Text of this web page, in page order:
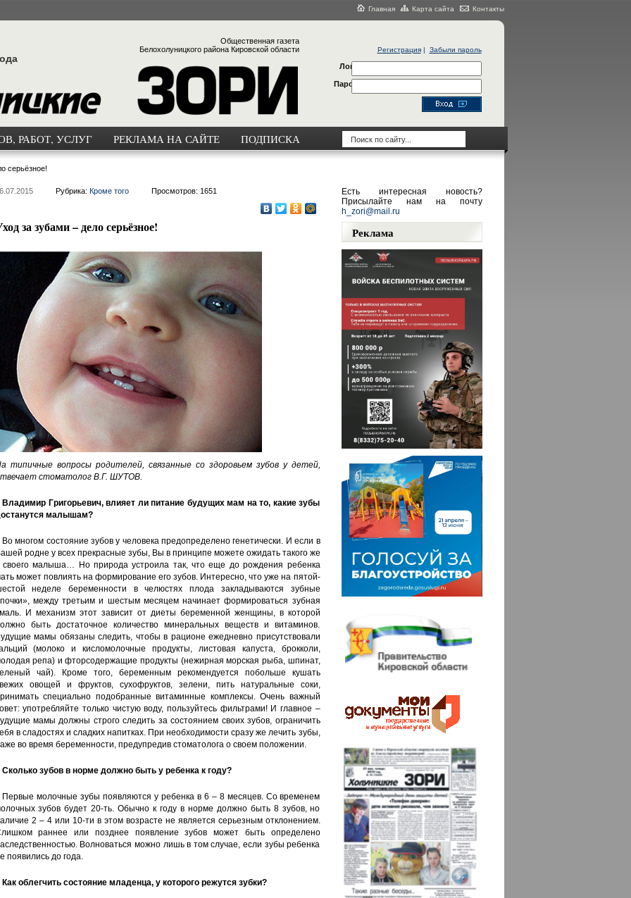
Главная Карта сайта Контакты
Общественная газета
Белохолуницкого района Кировской области
Регистрация| Забыли пароль
Логин
Пароль
РАБОТ, УСЛУГ РЕКЛАМА НА САЙТЕ ПОДПИСКА
серьёзное!
Рубрика: Кроме того Просмотров: 1651
за зубами – дело серьёзное!
типичные вопросы родителей, связанные со здоровьем зубов у детей,
стоматолог В.Г. ШУТОВ.
Владимир Григорьевич, влияет ли питание будущих мам на то, какие зубы
малышам?
Во многом состояние зубов у человека предопределено генетически. И если в
родне у всех прекрасные зубы, Вы в принципе можете ожидать такого же
своего малыша… Но природа устроила так, что еще до рождения ребенка
может повлиять на формирование его зубов. Интересно, что уже на пятой-
неделе беременности в челюстях плода закладываются зубные
между третьим и шестым месяцем начинает формироваться зубная
И механизм этот зависит от диеты беременной женщины, в которой
быть достаточное количество минеральных веществ и витаминов.
мамы обязаны следить, чтобы в рационе ежедневно присутствовали
(молоко и кисломолочные продукты, листовая капуста, брокколи,
репа) и фторсодержащие продукты (нежирная морская рыба, шпинат,
чай). Кроме того, беременным рекомендуется побольше кушать
овощей и фруктов, сухофруктов, зелени, пить натуральные соки,
специально подобранные витаминные комплексы. Очень важный
употребляйте только чистую воду, пользуйтесь фильтрами! И главное –
мамы должны строго следить за состоянием своих зубов, ограничить
в сладостях и сладких напитках. При необходимости сразу же лечить зубы,
во время беременности, предупредив стоматолога о своем положении.
Сколько зубов в норме должно быть у ребенка к году?
Первые молочные зубы появляются у ребенка в 6 – 8 месяцев. Со временем
зубов будет 20-ть. Обычно к году в норме должно быть 8 зубов, но
2 – 4 или 10-ти в этом возрасте не является серьезным отклонением.
раннее или позднее появление зубов может быть определено
Волноваться можно лишь в том случае, если зубы ребенка
появились до года.
Как облегчить состояние младенца, у которого режутся зубки?
Есть интересная новость?
Присылайте нам на почту
h_zori@mail.ru
Реклама